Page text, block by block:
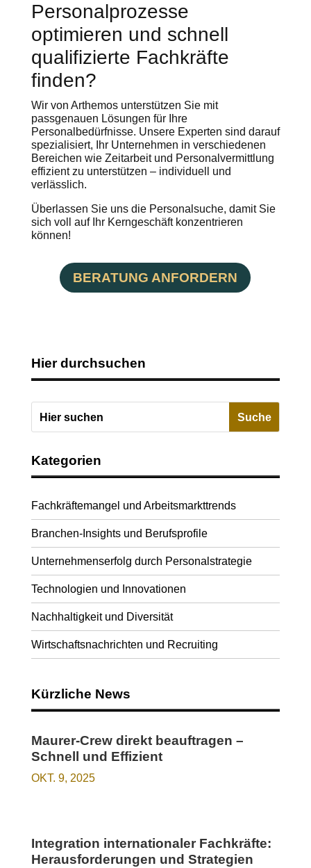
Personalprozesse
optimieren und schnell
qualifizierte Fachkräfte
finden?
Wir von Arthemos unterstützen Sie mit
passgenauen Lösungen für Ihre
Personalbedürfnisse. Unsere Experten sind darauf
spezialisiert, Ihr Unternehmen in verschiedenen
Bereichen wie Zeitarbeit und Personalvermittlung
effizient zu unterstützen – individuell und
verlässlich.
Überlassen Sie uns die Personalsuche, damit Sie
sich voll auf Ihr Kerngeschäft konzentrieren
können!
BERATUNG ANFORDERN
Hier durchsuchen
Kategorien
Fachkräftemangel und Arbeitsmarkttrends
Branchen-Insights und Berufsprofile
Unternehmenserfolg durch Personalstrategie
Technologien und Innovationen
Nachhaltigkeit und Diversität
Wirtschaftsnachrichten und Recruiting
Kürzliche News
Maurer-Crew direkt beauftragen –
Schnell und Effizient
OKT. 9, 2025
Integration internationaler Fachkräfte:
Herausforderungen und Strategien